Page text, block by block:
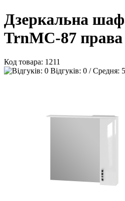
Дзеркальна
TrnMC-87 права
Код товара: 1211
Відгуків: 0 / Средня: 5